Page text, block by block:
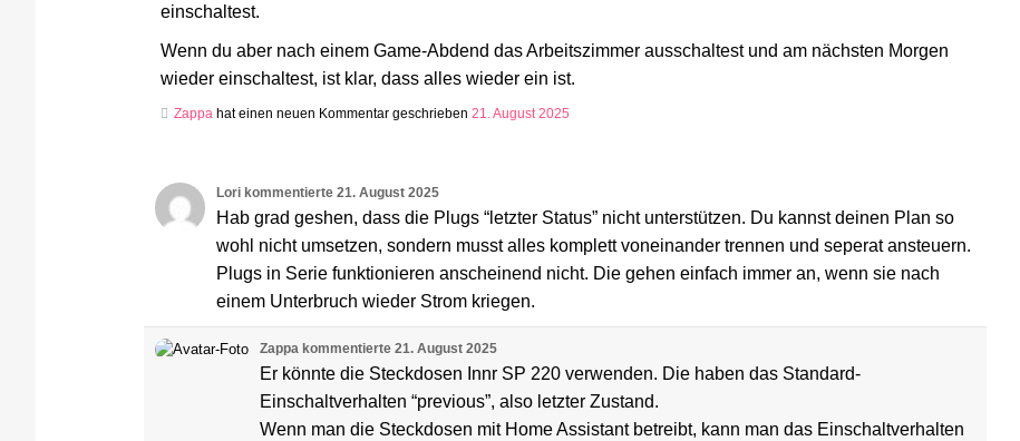
einschaltest.
Wenn du aber nach einem Game-Abdend das Arbeitszimmer ausschaltest und am nächsten Morgen
wieder einschaltest, ist klar, dass alles wieder ein ist.
Zappa hat einen neuen Kommentar geschrieben 21. August 2025
Lori kommentierte 21. August 2025
Hab grad geshen, dass die Plugs “letzter Status” nicht unterstützen. Du kannst deinen Plan so
wohl nicht umsetzen, sondern musst alles komplett voneinander trennen und seperat ansteuern.
Plugs in Serie funktionieren anscheinend nicht. Die gehen einfach immer an, wenn sie nach
einem Unterbruch wieder Strom kriegen.
Zappa kommentierte 21. August 2025
Er könnte die Steckdosen Innr SP 220 verwenden. Die haben das Standard-
Einschaltverhalten “previous”, also letzter Zustand.
Wenn man die Steckdosen mit Home Assistant betreibt, kann man das Einschaltverhalten